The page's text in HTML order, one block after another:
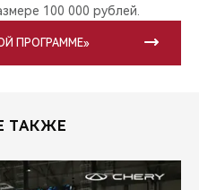
100 000 рублей.
ПРОГРАММЕ»
ТАКЖЕ